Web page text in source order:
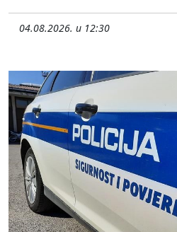
04.08.2026. u 12:30